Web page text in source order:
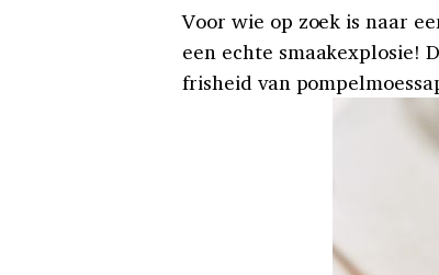
Voor wie op zoek is naar
een echte smaakexplosie!
frisheid van